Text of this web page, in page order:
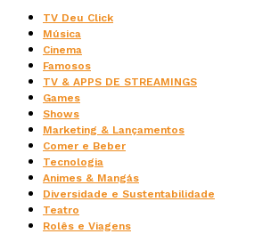
TV Deu Click
Música
Cinema
Famosos
TV & APPS DE STREAMINGS
Games
Shows
Marketing & Lançamentos
Comer e Beber
Tecnologia
Animes & Mangás
Diversidade e Sustentabilidade
Teatro
Rolês e Viagens